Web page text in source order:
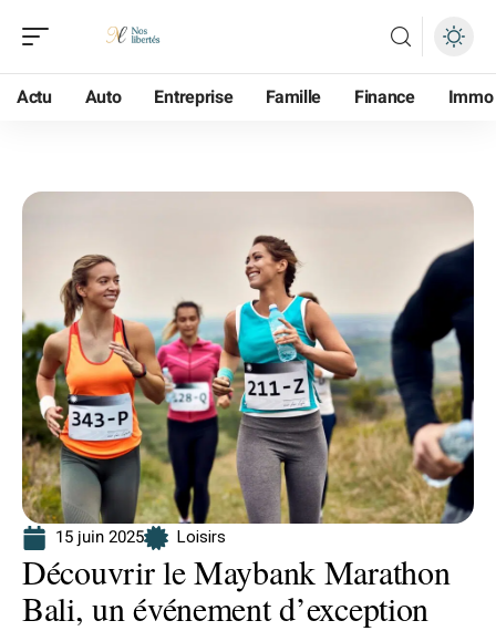
Actu Auto Entreprise Famille Finance Immo
15 juin 2025 Loisirs
Découvrir le Maybank Marathon
Bali, un événement d’exception